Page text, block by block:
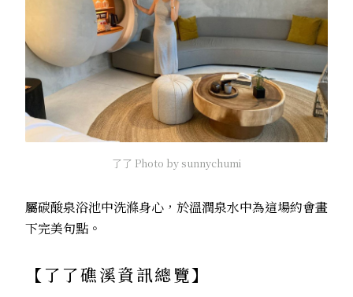
了了 Photo by sunnychumi
屬碳酸泉浴池中洗滌身心，於溫潤泉水中為這場約會畫
下完美句點。
【了了礁溪資訊總覽】